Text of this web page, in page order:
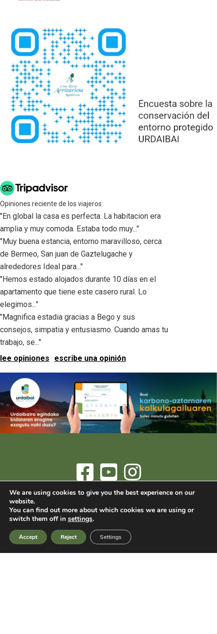
Opiniones reciente de los viajeros:
"En global la casa es perfecta. La habitacion era
amplia y muy comoda. Estaba todo muy..."
"Muy buena estancia, entorno maravilloso, cerca
de Bermeo, San juan de Gaztelugache y
alrededores Ideal para..."
"Hemos estado alojados durante 10 días en el
apartamento que tiene este casero rural. Lo
elegimos..."
"Magnifica estadia gracias a Bego y sus
consejos, simpatia y entusiasmo. Cuando amas tu
trabajo, se..."
lee opiniones
escribe una opinión
Informazioa eta erreserbak
482700- Mañu Auzoa 43 - 48370 Bermeo (Bizkaia)
© 2025 Arrizurieta Landetxea. Erregistro turístico zenbakia:
XBI00072
We are using cookies to give you the best experience on our
website.
You can find out more about which cookies we are using or
switch them off in settings.
Accept Reject Settings